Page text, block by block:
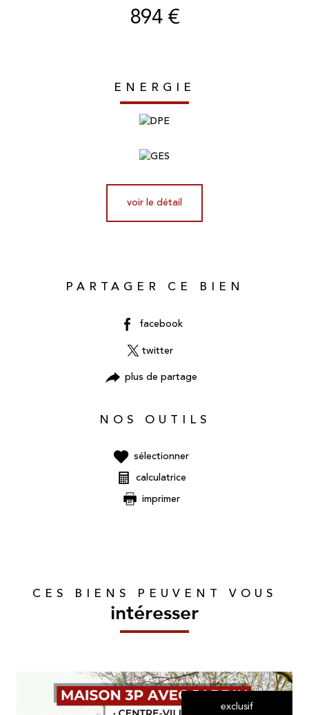
894 €
ENERGIE
voir le détail
PARTAGER CE BIEN
facebook
twitter
plus de partage
NOS OUTILS
sélectionner
calculatrice
imprimer
CES BIENS PEUVENT VOUS
intéresser
exclusif